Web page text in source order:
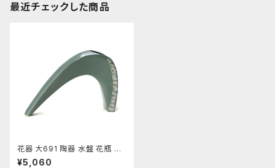
最近チェックした商品
花器 大691 陶器 水盤 花瓶 フ
ラワーベース
¥5,060